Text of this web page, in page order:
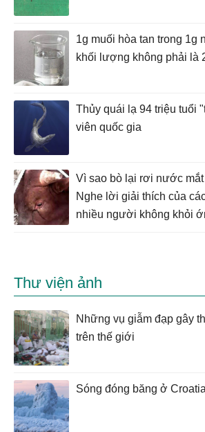
1g muối hòa tan trong 1g
khối lượng không phải là
Thủy quái lạ 94 triệu tuổi
viên quốc gia
Vì sao bò lại rơi nước
Nghe lời giải thích của
nhiều người không khỏi
Thư viện ảnh
Những vụ giẫm đạp gây
trên thế giới
Sóng đóng băng ở Croatia